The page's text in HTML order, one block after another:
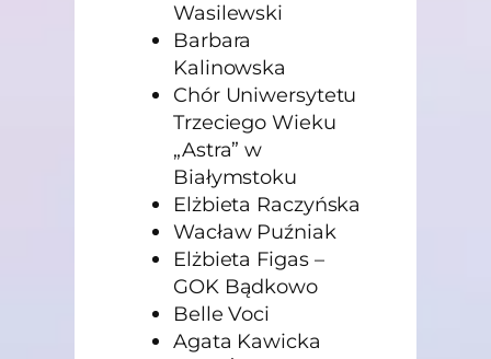
Wasilewski
Barbara
Kalinowska
Chór Uniwersytetu
Trzeciego Wieku
„Astra” w
Białymstoku
Elżbieta Raczyńska
Wacław Puźniak
Elżbieta Figas –
GOK Bądkowo
Belle Voci
Agata Kawicka